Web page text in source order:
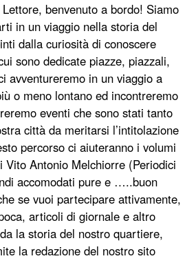
benvenuto a bordo! Siamo
in un viaggio nella storia del
dalla curiosità di conoscere
sono dedicate piazze, piazzali,
avventureremo in un viaggio a
o meno lontano ed incontreremo
eventi che sono stati tanto
città da meritarsi l’intitolazione
percorso ci aiuteranno i volumi
Vito Antonio Melchiorre (Periodici
accomodati pure e …..buon
se vuoi partecipare attivamente,
articoli di giornale e altro
la storia del nostro quartiere,
la redazione del nostro sito